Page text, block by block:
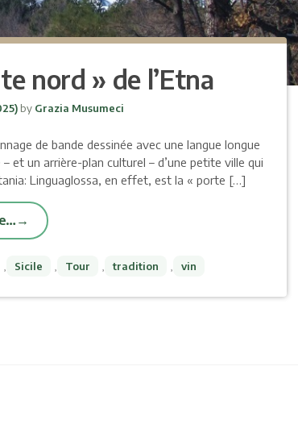
nord » de l’Etna
by Grazia Musumeci
de bande dessinée avec une langue longue
et un arrière-plan culturel – d’une petite ville qui
Linguaglossa, en effet, est la « porte […]
Sicile Tour tradition vin